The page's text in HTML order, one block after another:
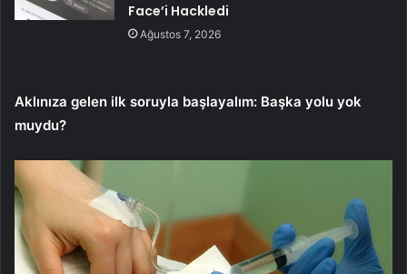
Face’i Hackledi
Ağustos 7, 2026
Aklınıza gelen ilk soruyla başlayalım: Başka yolu yok
muydu?